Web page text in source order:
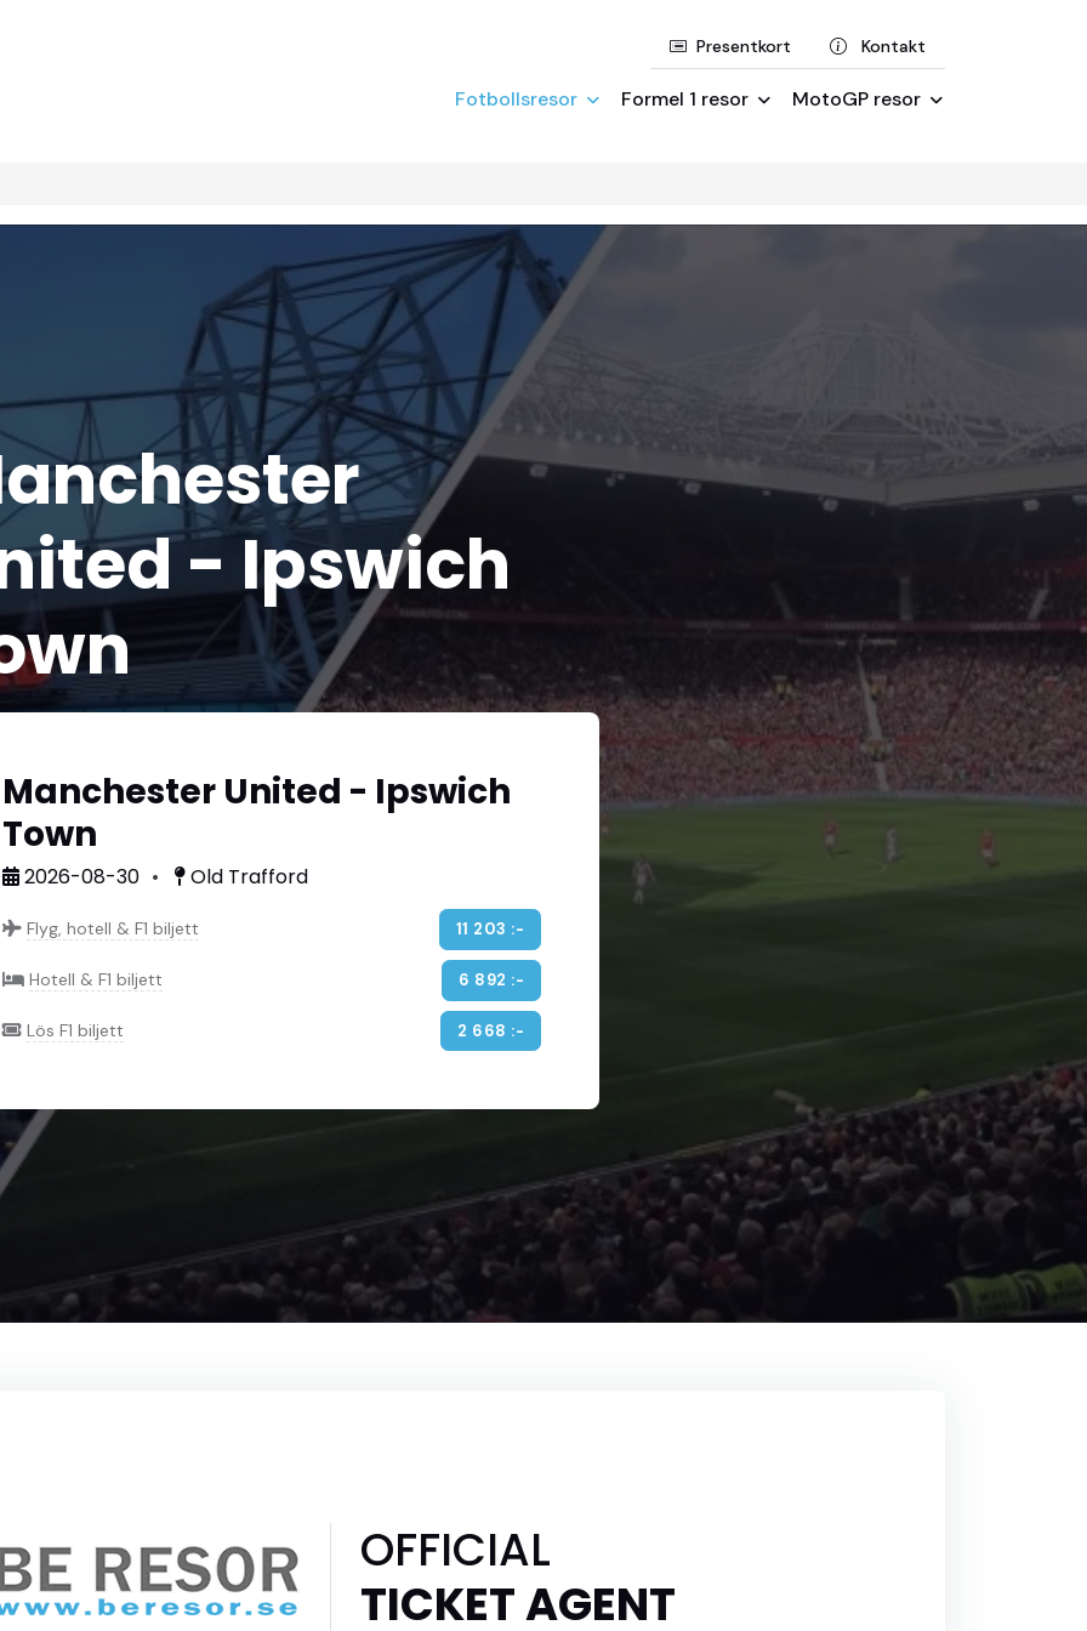
Presentkort Kontakt
Fotbollsresor Formel 1 resor MotoGP resor
- Ipswich
Manchester United - Ipswich
Town
2026-08-30 Old Trafford
Flyg, hotell & F1 biljett 11 203 :-
Hotell & F1 biljett 6 892 :-
Lös F1 biljett 2 668 :-
OFFICIAL
TICKET AGENT